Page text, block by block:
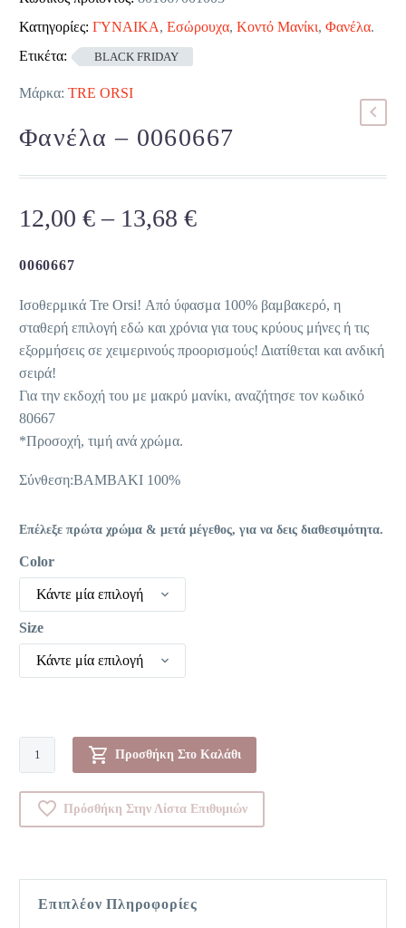
Κατηγορίες: ΓΥΝΑΙΚΑ, Εσώρουχα, Κοντό Μανίκι, Φανέλα.
Ετικέτα:
BLACK FRIDAY
Μάρκα: TRE ORSI
Φανέλα – 0060667
12,00 € – 13,68 €Price
through
13,68 €
0060667
Ισοθερμικά Tre Orsi! Από ύφασμα 100% βαμβακερό, η
σταθερή επιλογή εδώ και χρόνια για τους κρύους μήνες ή τις
εξορμήσεις σε χειμερινούς προορισμούς! Διατίθεται και ανδική
σειρά!
Για την εκδοχή του με μακρύ μανίκι, αναζήτησε τον κωδικό
80667
*Προσοχή, τιμή ανά χρώμα.
Σύνθεση:ΒΑΜΒΑΚΙ 100%
Επέλεξε πρώτα χρώμα & μετά μέγεθος, για να δεις διαθεσιμότητα.
Color
Κάντε μία επιλογή
Size
Κάντε μία επιλογή
Φανέλα
-
0060667
ποσότητα
Προσθήκη Στο Καλάθι
Πρόσθήκη Στην Λίστα Επιθυμιών
Επιπλέον Πληροφορίες